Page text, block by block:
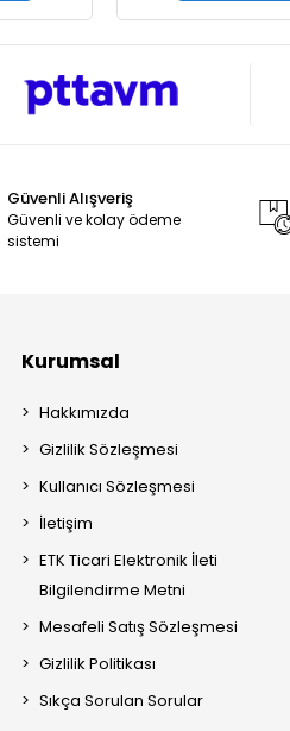
Güvenli Alışveriş
Güvenli ve kolay ödeme
sistemi
Kurumsal
Hakkımızda
Gizlilik Sözleşmesi
Kullanıcı Sözleşmesi
İletişim
ETK Ticari Elektronik İleti
Bilgilendirme Metni
Mesafeli Satış Sözleşmesi
Gizlilik Politikası
Sıkça Sorulan Sorular